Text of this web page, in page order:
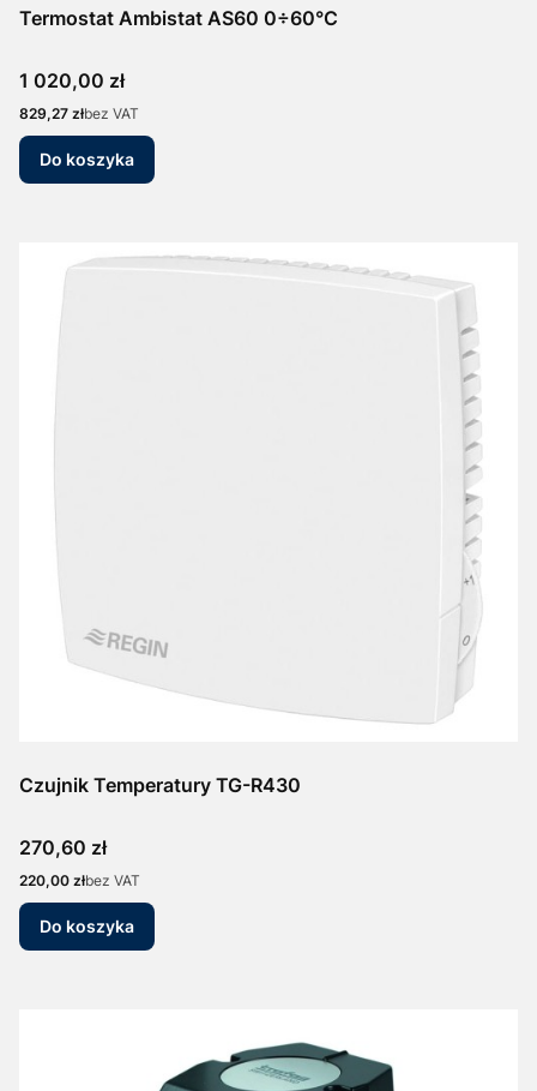
Termostat Ambistat AS60 0÷60°C
Cena
1 020,00 zł
Cena
829,27 złbez VAT
Do koszyka
Czujnik Temperatury TG-R430
Cena
270,60 zł
Cena
220,00 złbez VAT
Do koszyka